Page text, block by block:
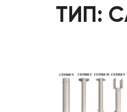
ТИП: